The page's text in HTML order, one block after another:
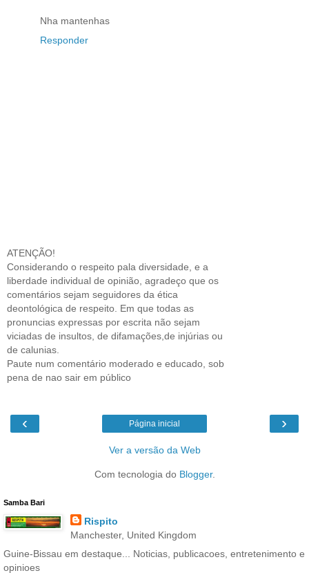
Nha mantenhas
Responder
ATENÇÃO!
Considerando o respeito pala diversidade, e a
liberdade individual de opinião, agradeço que os
comentários sejam seguidores da ética
deontológica de respeito. Em que todas as
pronuncias expressas por escrita não sejam
viciadas de insultos, de difamações,de injúrias ou
de calunias.
Paute num comentário moderado e educado, sob
pena de nao sair em público
‹ ›
Página inicial
Ver a versão da Web
Com tecnologia do Blogger.
Samba Bari
Rispito
Manchester, United Kingdom
Guine-Bissau em destaque... Noticias, publicacoes, entretenimento e
opinioes